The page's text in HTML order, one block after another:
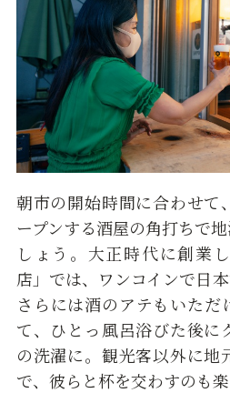
朝市の開始時間に合わせて
ープンする酒屋の角打ちで
しょう。大正時代に創業
店」では、ワンコインで日本
さらには酒のアテもいただ
て、ひとっ風呂浴びた後に
の洗濯に。観光客以外に地
で、彼らと杯を交わすのも楽